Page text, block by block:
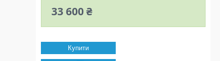
33 600 ₴
Купити